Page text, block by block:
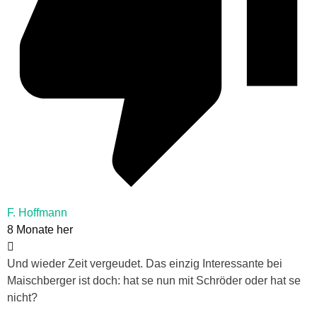
F. Hoffmann
8 Monate her
Und wieder Zeit vergeudet. Das einzig Interessante bei
Maischberger ist doch: hat se nun mit Schröder oder hat se
nicht?